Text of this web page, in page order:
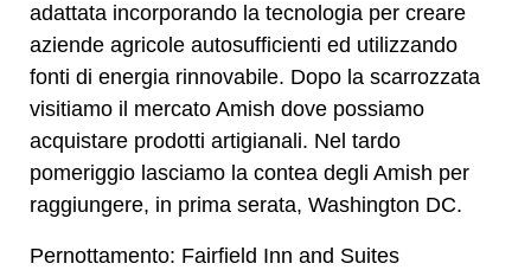
adattata incorporando la tecnologia per creare
aziende agricole autosufficienti ed utilizzando
fonti di energia rinnovabile. Dopo la scarrozzata
visitiamo il mercato Amish dove possiamo
acquistare prodotti artigianali. Nel tardo
pomeriggio lasciamo la contea degli Amish per
raggiungere, in prima serata, Washington DC.
Pernottamento: Fairfield Inn and Suites